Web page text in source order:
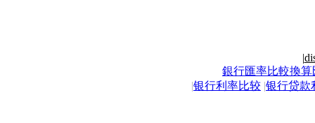
|
銀行匯率比較換算
|银行利率比较 |银行贷款